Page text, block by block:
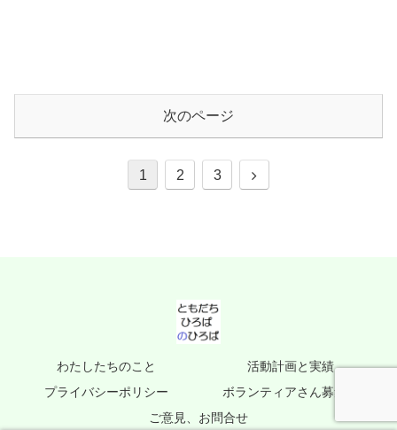
次のページ
1 2 3
次
わたしたちのこと
活動計画と実績
プライバシーポリシー
ボランティアさん募集中
ご意見、お問合せ